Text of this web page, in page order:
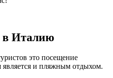
Италию
это посещение
является и пляжным отдыхом.